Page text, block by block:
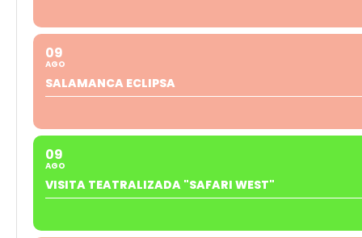
09
AGO
SALAMANCA ECLIPSA
09
AGO
VISITA TEATRALIZADA "SAFARI WEST"